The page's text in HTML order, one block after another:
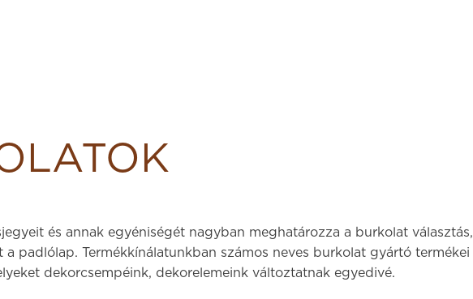
és annak egyéniségét nagyban meghatározza a burkolat választás,
a padlólap. Termékkínálatunkban számos neves burkolat gyártó termékei
dekorcsempéink, dekorelemeink változtatnak egyedivé.